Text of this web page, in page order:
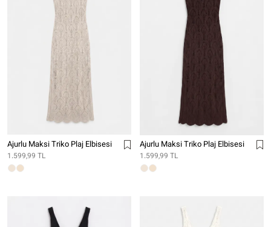
Ajurlu Maksi Triko Plaj Elbisesi
1.599,99 TL
Ajurlu Maksi Triko Plaj Elbisesi
1.599,99 TL